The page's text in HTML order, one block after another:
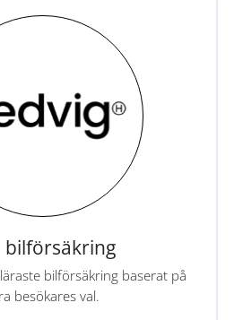
bilförsäkring
bilförsäkring baserat på
besökares val.